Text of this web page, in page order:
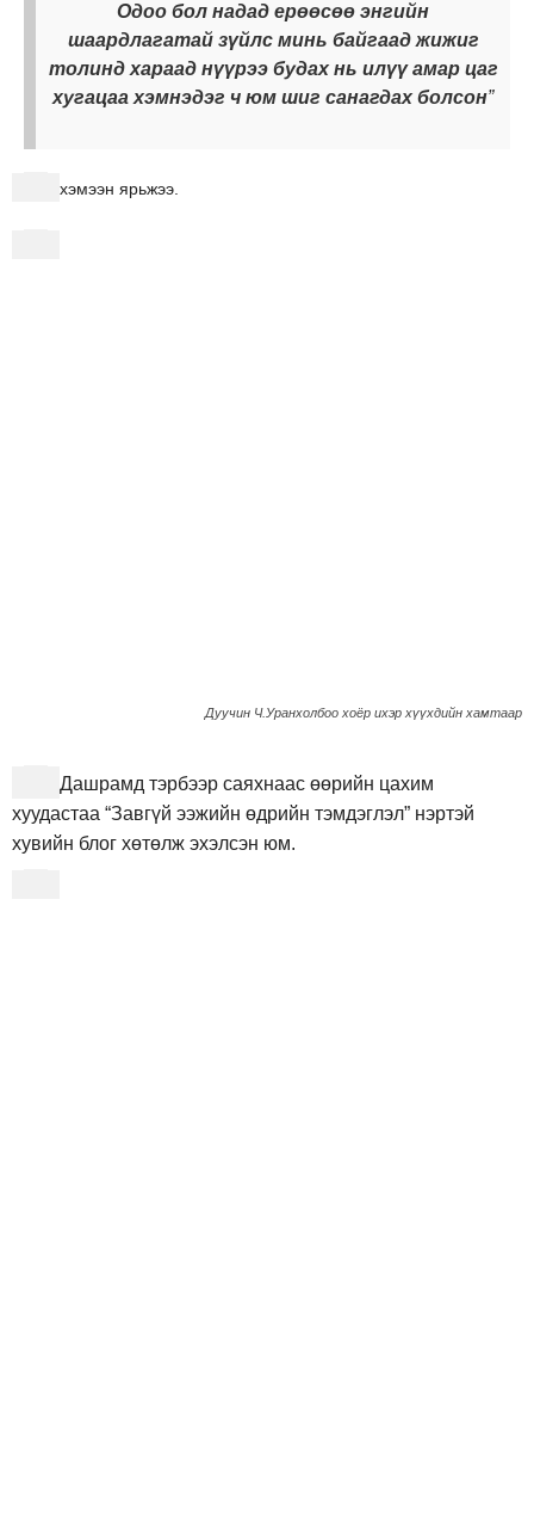
Одоо бол надад ерөөсөө энгийн
шаардлагатай зүйлс минь байгаад жижиг
толинд хараад нүүрээ будах нь илүү амар цаг
хугацаа хэмнэдэг ч юм шиг санагдах болсон”
хэмээн ярьжээ.
Дуучин Ч.Уранхолбоо хоёр ихэр хүүхдийн хамтаар
Дашрамд тэрбээр саяхнаас өөрийн цахим
хуудастаа “Завгүй ээжийн өдрийн тэмдэглэл” нэртэй
хувийн блог хөтөлж эхэлсэн юм.